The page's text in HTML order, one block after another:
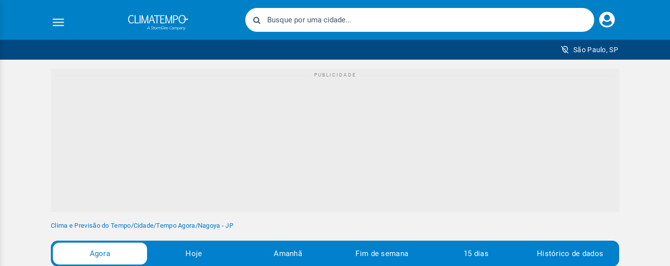
Faça
seu
São Paulo, SP
Clima e Previsão do Tempo/Cidade/Tempo Agora/Nagoya - JP
Agora Hoje Amanhã Fim de semana 15 dias Histórico de dados